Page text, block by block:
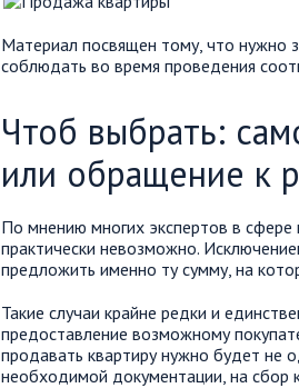
Материал посвящен тому, что нужно
соблюдать во время проведения
Чтоб выбрать:
или обращение к
По мнению многих экспертов в
практически невозможно.
предложить именно ту сумму, на
Такие случаи крайне редки и
предоставление возможному
продавать квартиру нужно будет не
необходимой документации, на сбор